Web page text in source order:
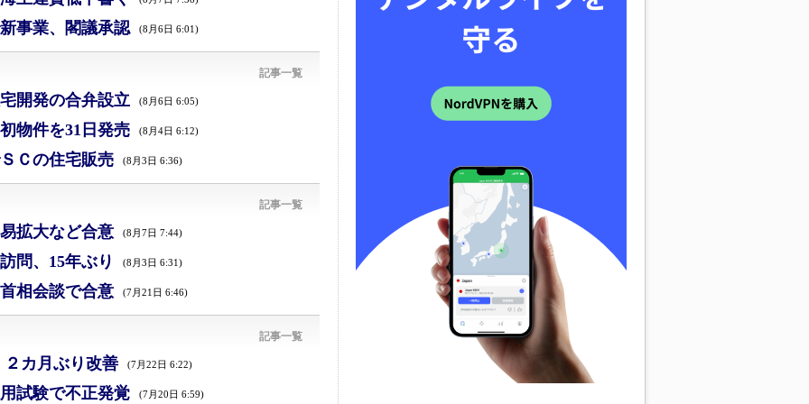
事業、閣議承認 (8月6日 6:01)
記事一覧
開発の合弁設立 (8月6日 6:05)
物件を31日発売 (8月4日 6:12)
Ｃの住宅販売 (8月3日 6:36)
記事一覧
拡大など合意 (8月7日 7:44)
問、15年ぶり (8月3日 6:31)
相会談で合意 (7月21日 6:46)
記事一覧
カ月ぶり改善 (7月22日 6:22)
試験で不正発覚 (7月20日 6:59)